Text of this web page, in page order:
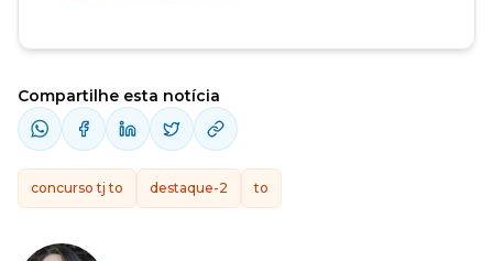
Compartilhe esta notícia
concurso tj to destaque-2 to